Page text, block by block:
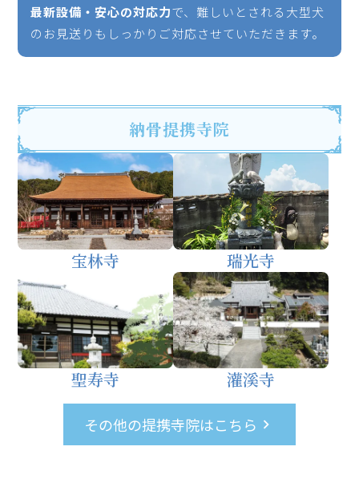
最新設備・安心の対応力で、難しいとされる大型犬
のお見送りもしっかりご対応させていただきます。
納骨提携寺院
宝林寺 瑞光寺
聖寿寺 灌溪寺
その他の提携寺院はこちら keyboard_arrow_right